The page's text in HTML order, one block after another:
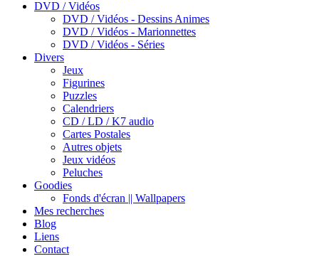
DVD / Vidéos
DVD / Vidéos - Dessins Animes
DVD / Vidéos - Marionnettes
DVD / Vidéos - Séries
Divers
Jeux
Figurines
Puzzles
Calendriers
CD / LD / K7 audio
Cartes Postales
Autres objets
Jeux vidéos
Peluches
Goodies
Fonds d'écran || Wallpapers
Mes recherches
Blog
Liens
Contact